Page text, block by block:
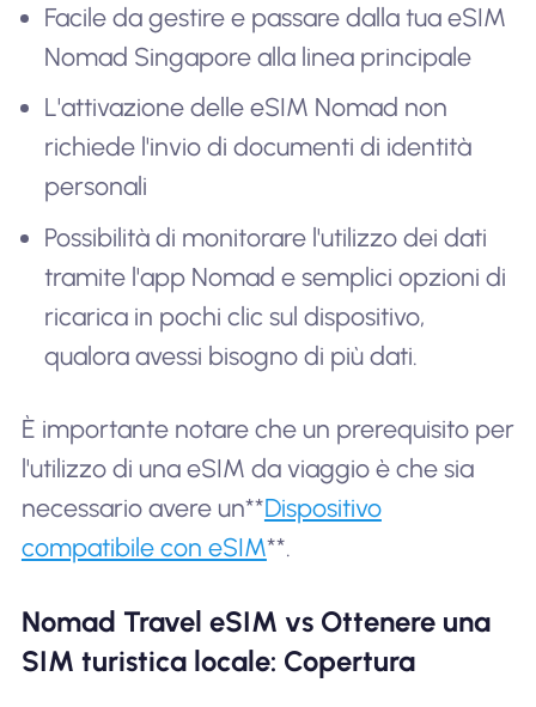
Facile da gestire e passare dalla tua eSIM
Nomad Singapore alla linea principale
L'attivazione delle eSIM Nomad non
richiede l'invio di documenti di identità
personali
Possibilità di monitorare l'utilizzo dei dati
tramite l'app Nomad e semplici opzioni di
ricarica in pochi clic sul dispositivo,
qualora avessi bisogno di più dati.
È importante notare che un prerequisito per
l'utilizzo di una eSIM da viaggio è che sia
necessario avere un**Dispositivo
compatibile con eSIM**.
Nomad Travel eSIM vs Ottenere una
SIM turistica locale: Copertura